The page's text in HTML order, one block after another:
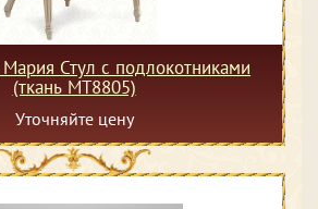
Стул с подлокотниками
(ткань МТ8805)
Уточняйте цену